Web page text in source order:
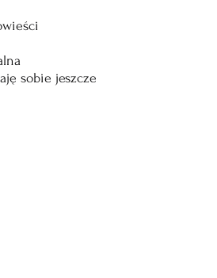
sobie jeszcze